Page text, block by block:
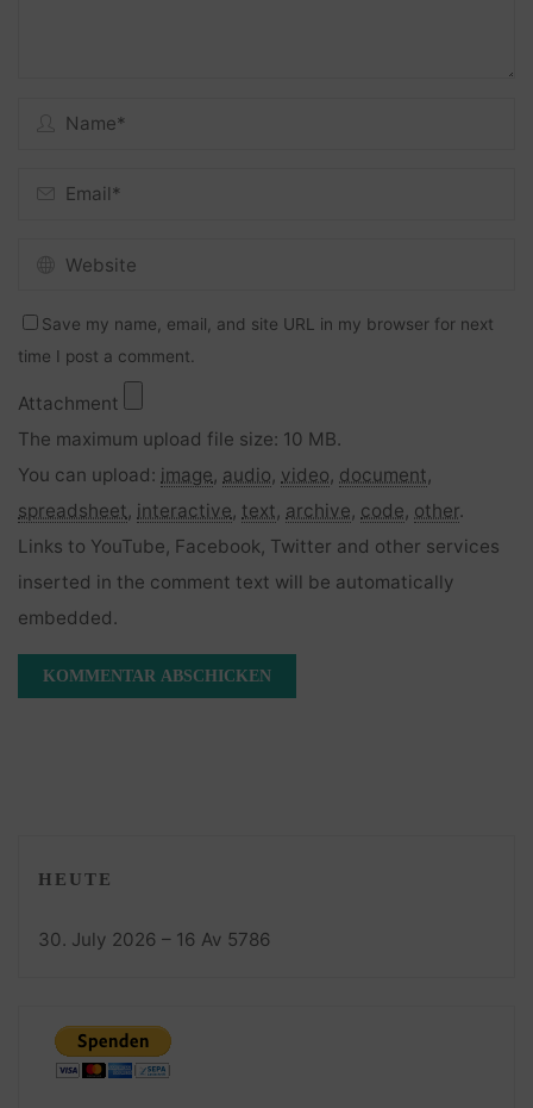
Save my name, email, and site URL in my browser for next
time I post a comment.
Attachment
The maximum upload file size: 10 MB.
You can upload: image, audio, video, document,
spreadsheet, interactive, text, archive, code, other.
Links to YouTube, Facebook, Twitter and other services
inserted in the comment text will be automatically
embedded.
HEUTE
30. July 2026 – 16 Av 5786